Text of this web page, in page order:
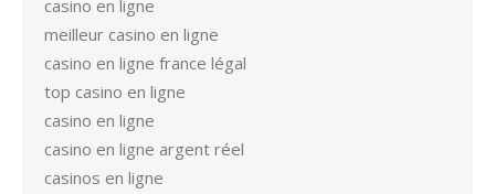
casino en ligne
meilleur casino en ligne
casino en ligne france légal
top casino en ligne
casino en ligne
casino en ligne argent réel
casinos en ligne